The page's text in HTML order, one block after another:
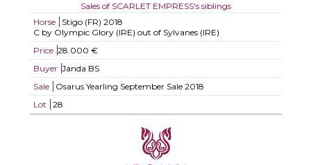
Sales of SCARLET EMPRESS's siblings
Horse
Stigo (FR) 2018
C by Olympic Glory (IRE) out of Sylvanes (IRE)
Price 28.000 €
Buyer Janda BS
Sale
Osarus Yearling September Sale 2018
Lot
28